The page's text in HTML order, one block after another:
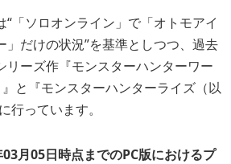
「ソロオンライン」で「オトモアイ
」だけの状況”を基準としつつ、過去
リーズ作『モンスターハンターワー
と『モンスターハンターライズ（以
行っています。
月05日時点までのPC版におけるプ